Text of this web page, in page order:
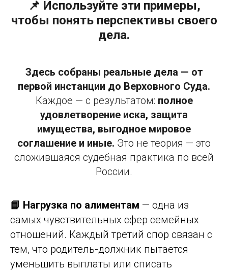
📌 Используйте эти примеры,
чтобы понять перспективы своего
дела.
Здесь собраны реальные дела — от
первой инстанции до Верховного Суда.
Каждое — с результатом: полное
удовлетворение иска, защита
имущества, выгодное мировое
соглашение и иные. Это не теория — это
сложившаяся судебная практика по всей
России.
📘 Нагрузка по алиментам — одна из
самых чувствительных сфер семейных
отношений. Каждый третий спор связан с
тем, что родитель-должник пытается
уменьшить выплаты или списать